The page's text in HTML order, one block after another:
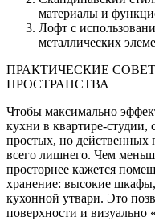
материалы и
Лофт с
металлических
ПРАКТИЧЕСКИЕ
ПРОСТРАНСТВА
Чтобы максимально
кухни в квартире-студии,
простых, но действенных
всего лишнего. Чем
просторнее кажется
хранение: высокие
кухонной утвари. Это
поверхности и визуально